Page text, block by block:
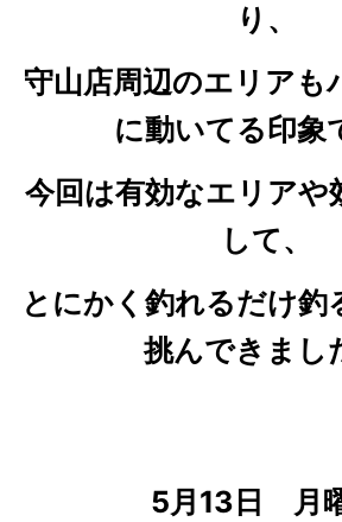
り、
守山店周辺のエリアも
に動いてる印象
今回は有効なエリアや
して、
とにかく釣れるだけ釣
挑んできまし
5月13日 月